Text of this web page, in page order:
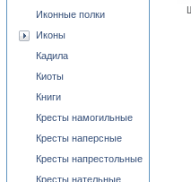
Иконные полки
Иконы
Кадила
Киоты
Книги
Кресты намогильные
Кресты наперсные
Кресты напрестольные
Кресты нательные